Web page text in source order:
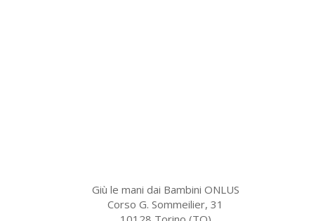
Giù le mani dai Bambini ONLUS
Corso G. Sommeilier, 31